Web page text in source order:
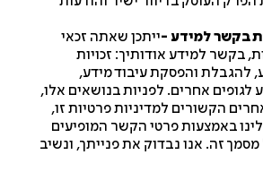
למידע -ייתכן שאתה זכאי
למידע אודותיך: זכויות
והפסקת עיבוד מידע,
אחרים. לפניות בנושאים אלו,
למדיניות פרטיות זו,
פרטי הקשר המופיעים
אנו נבדוק את פנייתך, ונשיב